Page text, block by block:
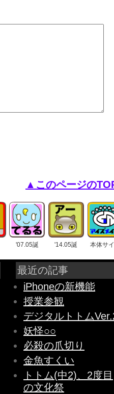
▲このページの
'07.05誕 '14.05誕 本体サ
最近の記事
iPhoneの新機能
授業参観
デジタルトトム
妖怪○○
必殺の爪切り
金魚すくい
トトム(中2)、2度目
の文化祭